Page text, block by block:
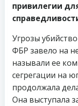
привилегии
Угрозы
ФБР завело на
называли ее
сегрегации на
продолжала
Она выступала